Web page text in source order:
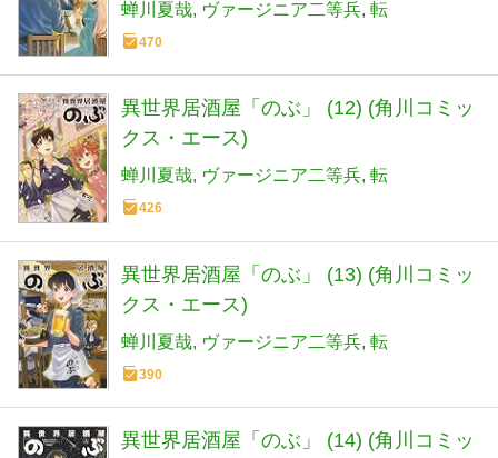
蝉川夏哉 ヴァージニア二等兵 転
470
異世界居酒屋「のぶ」 (12) (角川コミッ
クス・エース)
蝉川夏哉 ヴァージニア二等兵 転
426
異世界居酒屋「のぶ」 (13) (角川コミッ
クス・エース)
蝉川夏哉 ヴァージニア二等兵 転
390
異世界居酒屋「のぶ」 (14) (角川コミッ